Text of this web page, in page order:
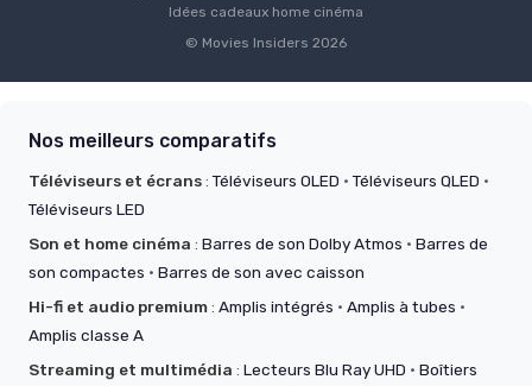
Idées cadeaux home cinéma
© Movies Insiders 2026
Nos meilleurs comparatifs
Téléviseurs et écrans:Téléviseurs OLED ·Téléviseurs QLED ·
Téléviseurs LED
Son et home cinéma : Barres de son Dolby Atmos · Barres de
son compactes · Barres de son avec caisson
Hi-fi et audio premium: Amplis intégrés · Amplis à tubes ·
Amplis classe A
Streaming et multimédia : Lecteurs Blu Ray UHD · Boîtiers